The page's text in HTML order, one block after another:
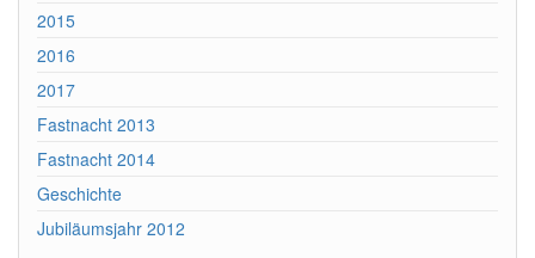
2015
2016
2017
Fastnacht 2013
Fastnacht 2014
Geschichte
Jubiläumsjahr 2012